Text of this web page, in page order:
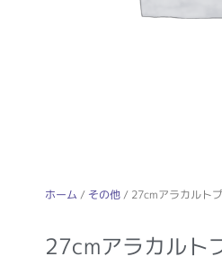
ホーム / その他/ 27cmアラカルト
27cmアラカルト